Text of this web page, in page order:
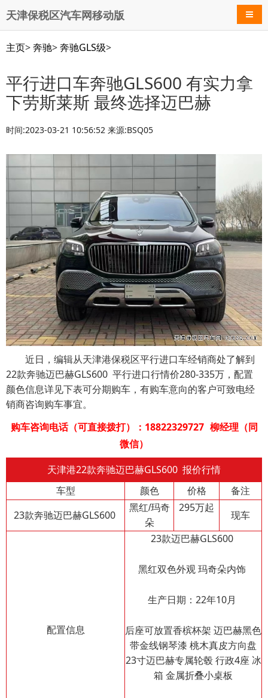
天津保税区汽车网移动版 导航
主页>奔驰>奔驰GLS级>
平行进口车奔驰GLS600 有实力拿
下劳斯莱斯 最终选择迈巴赫
时间:2023-03-21 10:56:52 来源:BSQ05
近日，编辑从天津港保税区平行进口车经销商处了解到
22款奔驰迈巴赫GLS600 平行进口行情价280-335万，配置
颜色信息详见下表可分期购车，有购车意向的客户可致电经
销商咨询购车事宜。
购车咨询电话（可直接拨打）：18822329727 柳经理（同
微信）
天津港22款奔驰迈巴赫GLS600 报价行情
车型
颜色 价格
备注
23款奔驰迈巴赫GLS600
黑红/玛奇
朵
295万起
现车
配置信息
23款迈巴赫GLS600
黑红双色外观 玛奇朵内饰
生产日期：22年10月
后座可放置香槟杯架 迈巴赫黑色
带金线钢琴漆 桃木真皮方向盘
23寸迈巴赫专属轮毂 行政4座 冰
箱 金属折叠小桌板